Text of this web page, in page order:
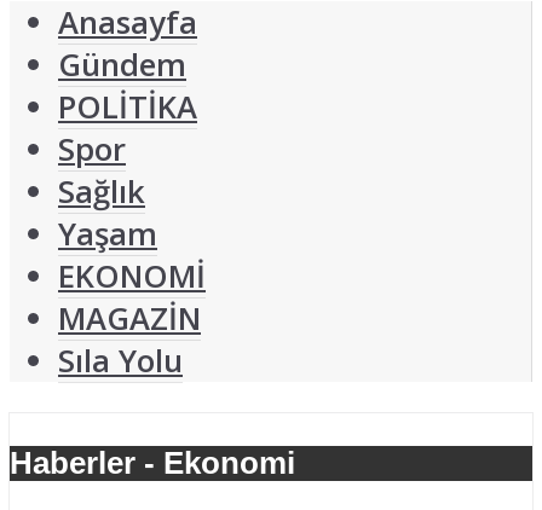
Anasayfa
Gündem
POLİTİKA
Spor
Sağlık
Yaşam
EKONOMİ
MAGAZİN
Sıla Yolu
Haberler - Ekonomi